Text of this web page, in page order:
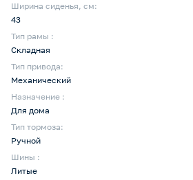
Ширина сиденья, см:
43
Тип рамы :
Складная
Тип привода:
Механический
Назначение :
Для дома
Тип тормоза:
Ручной
Шины :
Литые